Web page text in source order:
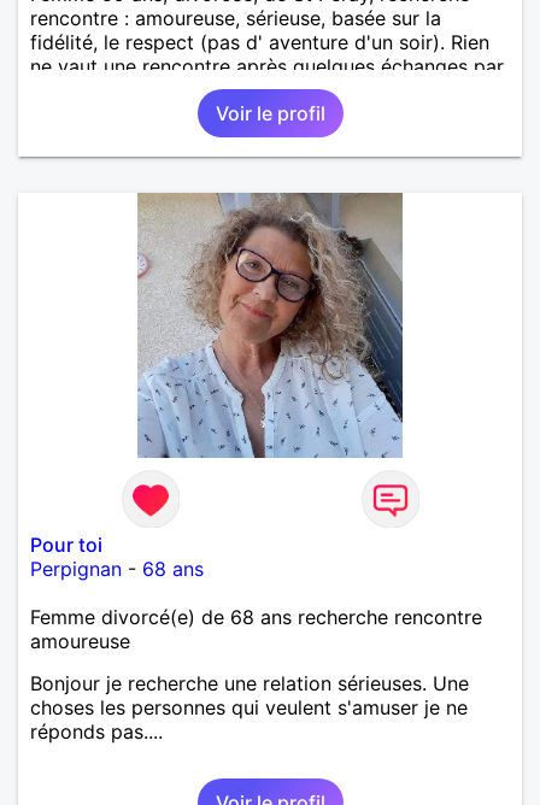
rencontre : amoureuse, sérieuse, basée sur la
fidélité, le respect (pas d' aventure d'un soir). Rien
ne vaut une rencontre après quelques échanges par
messages pour savoir si il y a un feeling entre les
deux et le désir de se revoir. Au plaisir de se
Voir le profil
Pour toi
Perpignan - 68 ans
Femme divorcé(e) de 68 ans recherche rencontre
amoureuse
Bonjour je recherche une relation sérieuses. Une
choses les personnes qui veulent s'amuser je ne
réponds pas....